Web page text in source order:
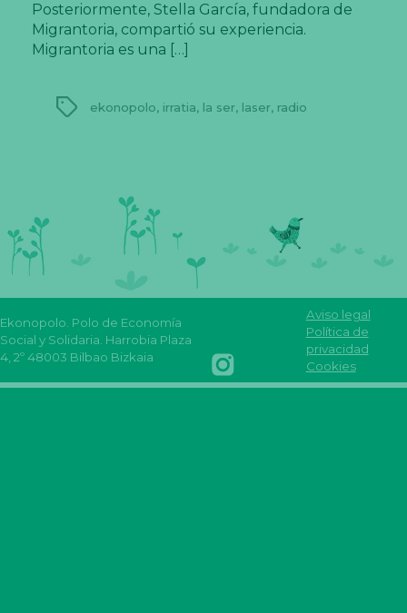
Posteriormente, Stella García, fundadora de
Migrantoria, compartió su experiencia.
Migrantoria es una […]
Etiquetasekonopolo, irratia, la ser, laser, radio
Ekonopolo. Polo de Economía
Social y Solidaria. Harrobia Plaza
4, 2º 48003 Bilbao Bizkaia
Facebook
Youtube
Euskadi
Euskadi
mastodon
FLICKR
Euskadi
INSTAGRAM
REAS
euskadi
Aviso legal
Política de
privacidad
Cookies